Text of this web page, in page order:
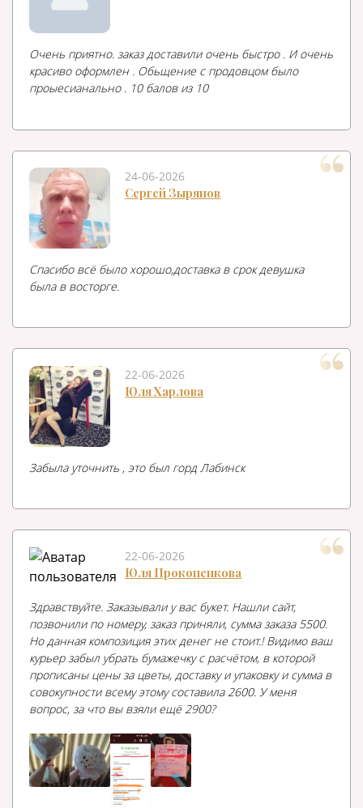
Очень приятно. заказ доставили очень быстро . И очень
красиво оформлен . Обьщение с продовцом было
проыесианально . 10 балов из 10
24-06-2026
Сергей Зырянов
Спасибо всё было хорошо,доставка в срок девушка
была в восторге.
22-06-2026
Юля Харлова
Забыла уточнить , это был горд Лабинск
22-06-2026
Юля Прокопенкова
Здравствуйте. Заказывали у вас букет. Нашли сайт,
позвонили по номеру, заказ приняли, сумма заказа 5500.
Но данная композиция этих денег не стоит.! Видимо ваш
курьер забыл убрать бумажечку с расчётом, в которой
прописаны цены за цветы, доставку и упаковку и сумма в
совокупности всему этому составила 2600. У меня
вопрос, за что вы взяли ещё 2900?